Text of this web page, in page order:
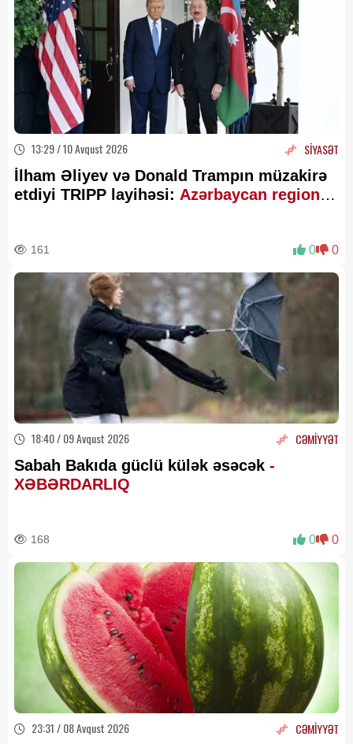
13:29 / 10 Avqust 2026 SİYASƏT
İlham Əliyev və Donald Trampın müzakirə
etdiyi TRIPP layihəsi: Azərbaycan regionun
161 0 0
18:40 / 09 Avqust 2026 CƏMİYYƏT
Sabah Bakıda güclü külək əsəcək -
XƏBƏRDARLIQ
168 0 0
23:31 / 08 Avqust 2026 CƏMİYYƏT